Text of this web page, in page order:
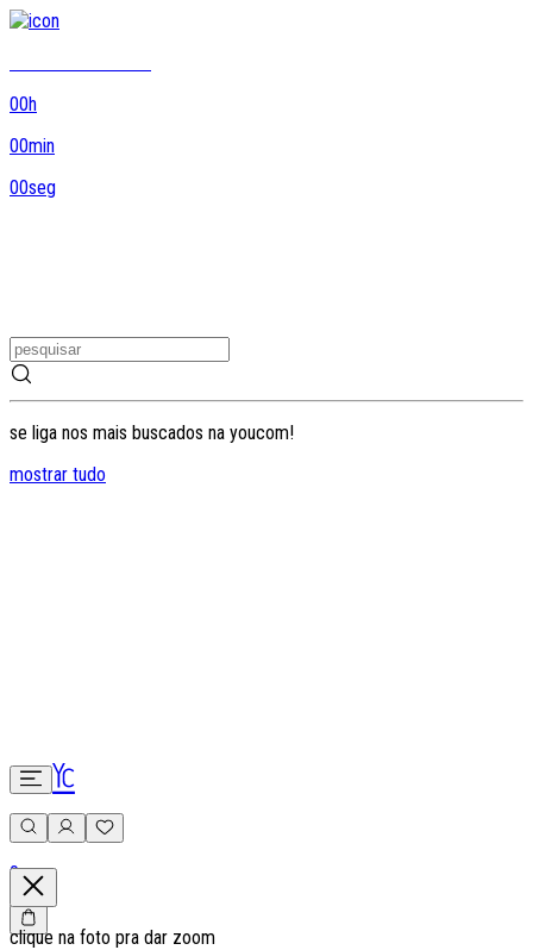
00h
00min
00seg
se liga nos mais buscados na youcom!
mostrar tudo
0
clique na foto pra dar zoom